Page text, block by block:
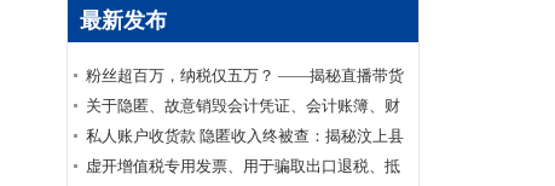
最新发布
粉丝超百万，纳税仅五万？ ——揭秘直播带货
主播李呈祥隐匿收入偷税案件
关于隐匿、故意销毁会计凭证、会计账簿、财
务会计报告罪司法适用的实证研究
私人账户收货款 隐匿收入终被查：揭秘汶上县
鑫福黄金珠宝店偷逃消费税案件
虚开增值税专用发票、用于骗取出口退税、抵